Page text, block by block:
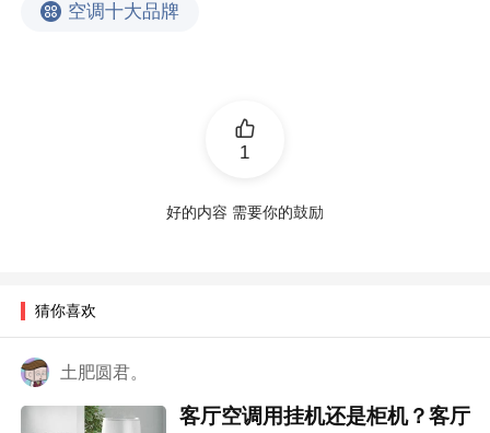
空调十大品牌
1
好的内容 需要你的鼓励
猜你喜欢
土肥圆君。
客厅空调用挂机还是柜机？客厅